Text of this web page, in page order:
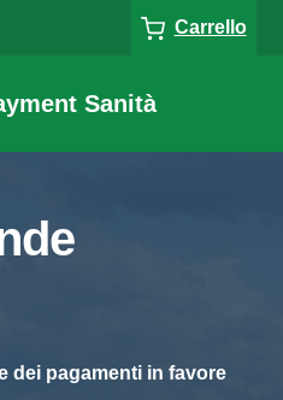
Carrello
Sanità
dei pagamenti in favore